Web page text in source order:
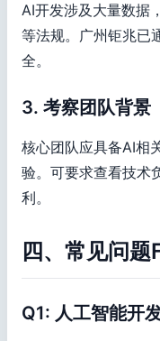
AI开发涉及大量数据
等法规。广州钜兆已
全。
3. 考察团队背景
核心团队应具备AI相
验。可要求查看技术
利。
四、常见问题
Q1: 人工智能开